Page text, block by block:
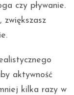
czy pływanie.
zwiększasz
aktywność
kilka razy w